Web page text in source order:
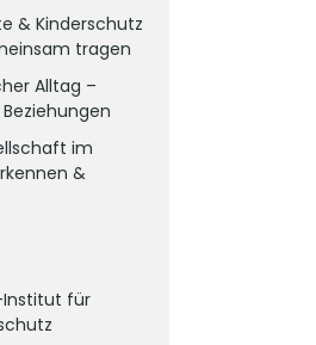
& Kinderschutz
tragen
Alltag –
im
&
Institut für